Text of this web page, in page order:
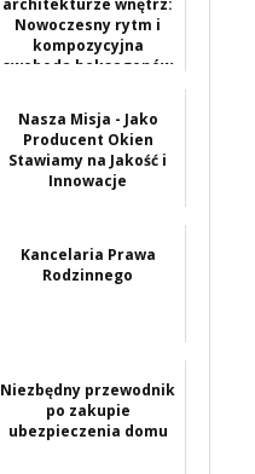
architekturze wnętrz:
Nowoczesny rytm i
kompozycyjna
swoboda heksagonów
Nasza Misja - Jako
Producent Okien
Stawiamy na Jakość i
Innowacje
Kancelaria Prawa
Rodzinnego
Niezbędny przewodnik
po zakupie
ubezpieczenia domu